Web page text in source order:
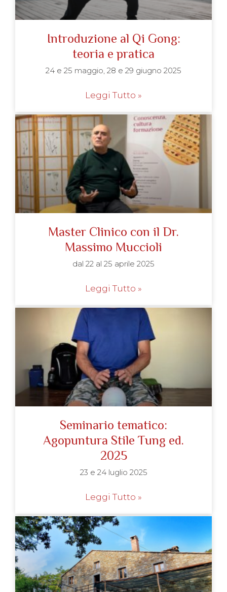
Introduzione al Qi Gong:
teoria e pratica
24 e 25 maggio, 28 e 29 giugno 2025
Leggi Tutto »
Master Clinico con il Dr.
Massimo Muccioli
dal 22 al 25 aprile 2025
Leggi Tutto »
Seminario tematico:
Agopuntura Stile Tung ed.
2025
23 e 24 luglio 2025
Leggi Tutto »